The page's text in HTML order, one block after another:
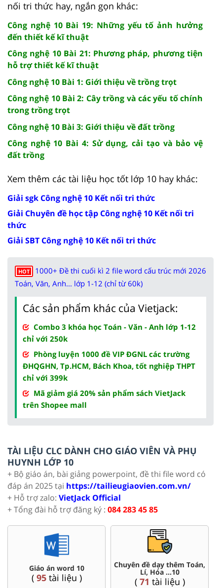
nối tri thức hay, ngắn gọn khác:
Công nghệ 10 Bài 19: Những yếu tố ảnh hưởng
đến thiết kế kĩ thuật
Công nghệ 10 Bài 21: Phương pháp, phương tiện
hỗ trợ thiết kế kĩ thuật
Công nghệ 10 Bài 1: Giới thiệu về trồng trọt
Công nghệ 10 Bài 2: Cây trồng và các yếu tố chính
trong trồng trọt
Công nghệ 10 Bài 3: Giới thiệu về đất trồng
Công nghệ 10 Bài 4: Sử dụng, cải tạo và bảo vệ
đất trồng
Xem thêm các tài liệu học tốt lớp 10 hay khác:
Giải sgk Công nghệ 10 Kết nối tri thức
Giải Chuyên đề học tập Công nghệ 10 Kết nối tri
thức
Giải SBT Công nghệ 10 Kết nối tri thức
HOT
1000+ Đề thi cuối kì 2 file word cấu trúc mới 2026
Toán, Văn, Anh... lớp 1-12 (chỉ từ 60k)
Các sản phẩm khác của Vietjack:
Combo 3 khóa học Toán - Văn - Anh lớp 1-12
chỉ với 250k
Phòng luyện 1000 đề VIP ĐGNL các trường
ĐHQGHN, Tp.HCM, Bách Khoa, tốt nghiệp THPT
chỉ với 399k
Mã giảm giá 20% sản phẩm sách VietJack
trên Shopee mall
TÀI LIỆU CLC DÀNH CHO GIÁO VIÊN VÀ PHỤ
HUYNH LỚP 10
+ Bộ giáo án, bài giảng powerpoint, đề thi file word có
đáp án 2025 tại https://tailieugiaovien.com.vn/
+ Hỗ trợ zalo: VietJack Official
+ Tổng đài hỗ trợ đăng ký : 084 283 45 85
Giáo án word 10
tài liệu )
Chuyên đề dạy thêm Toán,
Lí, Hóa ...10
tài liệu )